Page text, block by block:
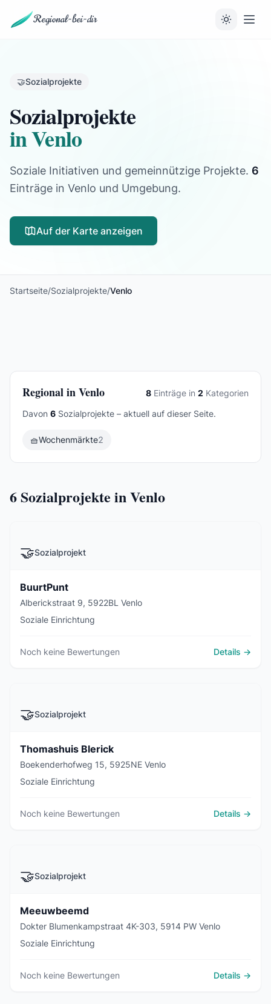
Regional-bei-dir
🤝Sozialprojekte
Sozialprojekte
in Venlo
Soziale Initiativen und gemeinnützige Projekte. 6
Einträge in Venlo und Umgebung.
Auf der Karte anzeigen
Startseite/Sozialprojekte/Venlo
Regional in Venlo 8 Einträge in 2 Kategorien
Davon 6 Sozialprojekte – aktuell auf dieser Seite.
🧺Wochenmärkte2
6Sozialprojekte in Venlo
🤝Sozialprojekt
BuurtPunt
Alberickstraat 9, 5922BL Venlo
Soziale Einrichtung
Noch keine Bewertungen Details →
🤝Sozialprojekt
Thomashuis Blerick
Boekenderhofweg 15, 5925NE Venlo
Soziale Einrichtung
Noch keine Bewertungen Details →
🤝Sozialprojekt
Meeuwbeemd
Dokter Blumenkampstraat 4K-303, 5914 PW Venlo
Soziale Einrichtung
Noch keine Bewertungen Details →